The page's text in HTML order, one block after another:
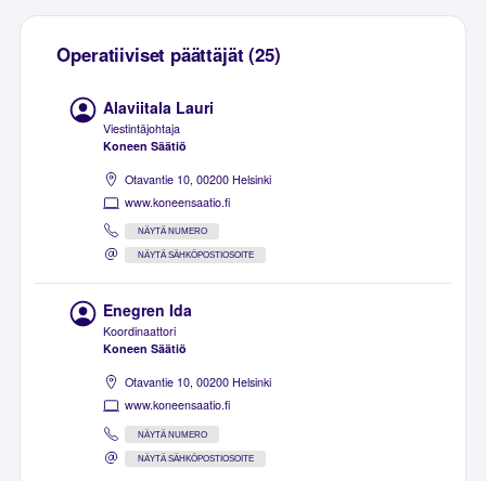
Operatiiviset päättäjät (25)
Alaviitala Lauri
Viestintäjohtaja
Koneen Säätiö
Otavantie 10, 00200 Helsinki
www.koneensaatio.fi
NÄYTÄ NUMERO
NÄYTÄ SÄHKÖPOSTIOSOITE
Enegren Ida
Koordinaattori
Koneen Säätiö
Otavantie 10, 00200 Helsinki
www.koneensaatio.fi
NÄYTÄ NUMERO
NÄYTÄ SÄHKÖPOSTIOSOITE